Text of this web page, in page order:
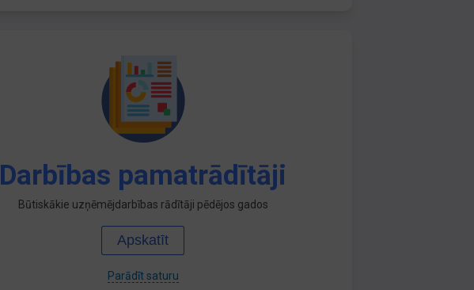
Darbības pamatrādītāji
Būtiskākie uzņēmējdarbības rādītāji pēdējos gados
Apskatīt
Parādīt saturu